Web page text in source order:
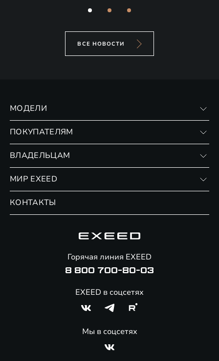
ВСЕ НОВОСТИ
МОДЕЛИ
ПОКУПАТЕЛЯМ
Страхование
ВЛАДЕЛЬЦАМ
Сервис
Помощь на дорогах
МИР EXEED
КОНТАКТЫ
Горячая линия EXEED
8 800 700-80-03
EXEED в соцсетях
Мы в соцсетях